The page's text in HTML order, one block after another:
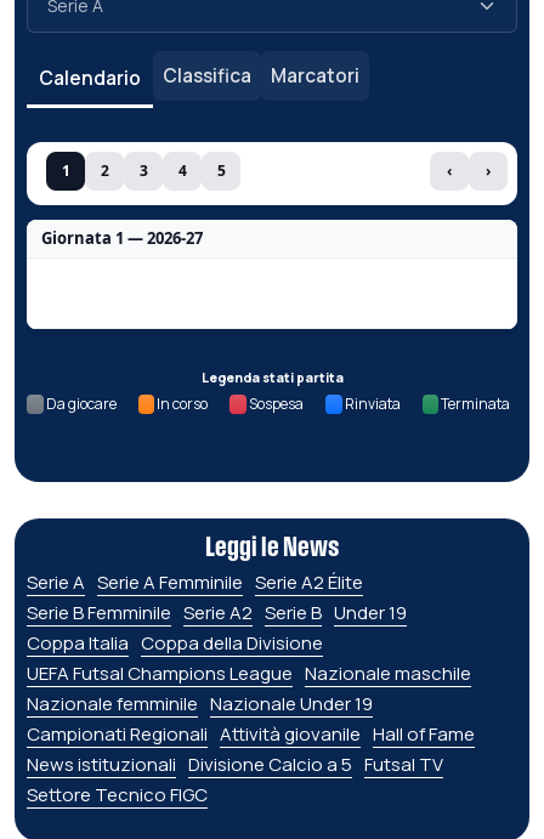
Calendario Classifica Marcatori
1 2 3 4 5 ‹ ›
Giornata 1 — 2026-27
Legenda stati partita
Da giocare In corso Sospesa Rinviata Terminata
Leggi le News
Serie A Serie A Femminile Serie A2 Élite
Serie B Femminile Serie A2 Serie B Under 19
Coppa Italia Coppa della Divisione
UEFA Futsal Champions League Nazionale maschile
Nazionale femminile Nazionale Under 19
Campionati Regionali Attività giovanile Hall of Fame
News istituzionali Divisione Calcio a 5 Futsal TV
Settore Tecnico FIGC